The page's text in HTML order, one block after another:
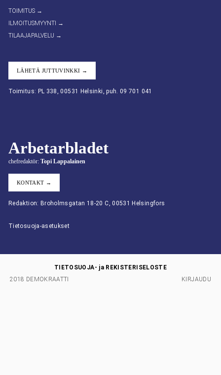
TOIMITUS →
ILMOITUSMYYNTI →
TILAAJAPALVELU →
LÄHETÄ JUTTUVINKKI →
Toimitus: PL 338, 00531 Helsinki, puh. 09 701 041
Arbetarbladet
chefredaktör: Topi Lappalainen
KONTAKT →
Redaktion: Broholmsgatan 18-20 C, 00531 Helsingfors
Tietosuoja-asetukset
2018 DEMOKRAATTI
TIETOSUOJA- ja REKISTERISELOSTE
KIRJAUDU